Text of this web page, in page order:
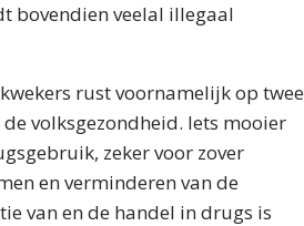
bovendien veelal illegaal
rust voornamelijk op twee
volksgezondheid. Iets mooier
zeker voor zover
en verminderen van de
van en de handel in drugs is